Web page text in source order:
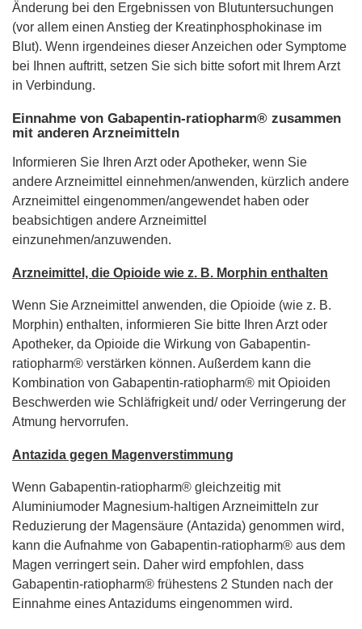
Änderung bei den Ergebnissen von Blutuntersuchungen
(vor allem einen Anstieg der Kreatinphosphokinase im
Blut). Wenn irgendeines dieser Anzeichen oder Symptome
bei Ihnen auftritt, setzen Sie sich bitte sofort mit Ihrem Arzt
in Verbindung.
Einnahme von Gabapentin-ratiopharm® zusammen
mit anderen Arzneimitteln
Informieren Sie Ihren Arzt oder Apotheker, wenn Sie
andere Arzneimittel einnehmen/anwenden, kürzlich andere
Arzneimittel eingenommen/angewendet haben oder
beabsichtigen andere Arzneimittel
einzunehmen/anzuwenden.
Arzneimittel, die Opioide wie z. B. Morphin enthalten
Wenn Sie Arzneimittel anwenden, die Opioide (wie z. B.
Morphin) enthalten, informieren Sie bitte Ihren Arzt oder
Apotheker, da Opioide die Wirkung von Gabapentin-
ratiopharm® verstärken können. Außerdem kann die
Kombination von Gabapentin-ratiopharm® mit Opioiden
Beschwerden wie Schläfrigkeit und/ oder Verringerung der
Atmung hervorrufen.
Antazida gegen Magenverstimmung
Wenn Gabapentin-ratiopharm® gleichzeitig mit
Aluminiumoder Magnesium-haltigen Arzneimitteln zur
Reduzierung der Magensäure (Antazida) genommen wird,
kann die Aufnahme von Gabapentin-ratiopharm® aus dem
Magen verringert sein. Daher wird empfohlen, dass
Gabapentin-ratiopharm® frühestens 2 Stunden nach der
Einnahme eines Antazidums eingenommen wird.